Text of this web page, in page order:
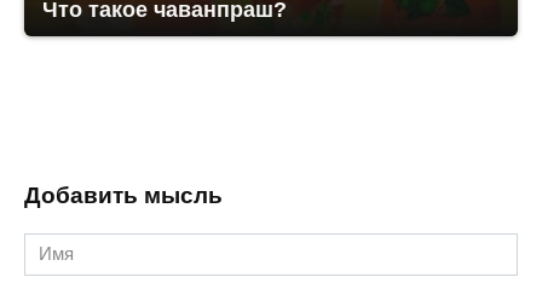
Что такое чаванпраш?
Добавить мысль
Имя
*